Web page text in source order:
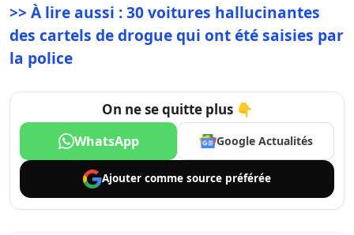
>> À lire aussi : 30 voitures hallucinantes
des cartels de drogue qui ont été saisies par
la police
On ne se quitte plus 👇
WhatsApp Google Actualités
Ajouter comme source préférée